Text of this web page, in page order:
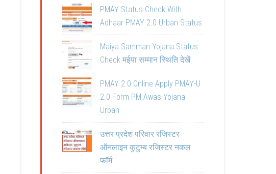
PMAY Status Check With
Adhaar PMAY 2.0 Urban Status
Maiya Samman Yojana Status
Check मईया सम्मान स्थिति देखें
PMAY 2.0 Online Apply PMAY-U
2.0 Form PM Awas Yojana
Urban
उत्तर प्रदेश परिवार रजिस्टर
ऑनलाइन कुटुम्ब रजिस्टर नकल
फॉर्म